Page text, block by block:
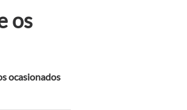
os
ocasionados